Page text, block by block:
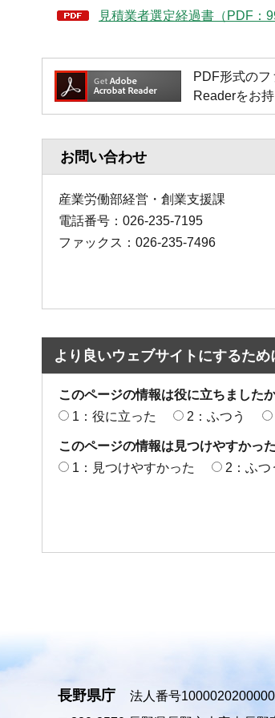
見積業者選定経過書（PDF：
PDF形式の
Readerをお
お問い合わせ
産業労働部経営・創業支援課
電話番号：026-235-7195
ファックス：026-235-7496
より良いウェブサイトにするた
このページの情報は役に立ちました
1：役に立った
2：ふつう
このページの情報は見つけやすかっ
1：見つけやすかった
2：ふつ
長野県庁
法人番号1000020200000